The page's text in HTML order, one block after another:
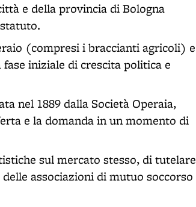
e della provincia di Bologna
(compresi i braccianti agricoli) e
iniziale di crescita politica e
nel 1889 dalla Società Operaia,
e la domanda in un momento di
sul mercato stesso, di tutelare
associazioni di mutuo soccorso